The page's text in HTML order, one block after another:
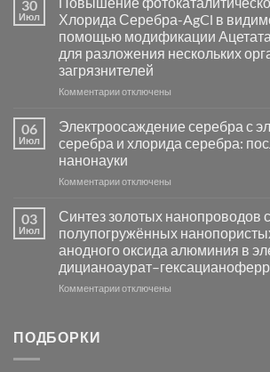
синтез
катализаторов
и
сенсоров
на
основе
группы
30
Июл
Хлорида Серебра-AgCl в
помощью модификации
для разложения нескольких
загрязнителей
Комментариик
фотокаталитической
активности
Хлорида
Серебра-
в
видимом
свете
с
помощью
модификации
отключены
06
Июл
Электроосаждение серебра с
серебра и хлорида серебра:
нанонауки
Комментариик
серебра
с
электродов
серебра
и
отключены
03
Июл
Синтез золотых нанопроводов
полупогружённых
анодного оксида алюминия в
Комментариикотключены
ПОДБОРКИ